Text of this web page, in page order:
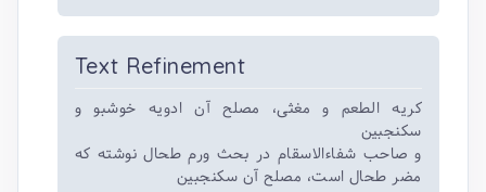
Text Refinement
کریه الطعم و مغثی، مصلح آن ادویه خوشبو و
سکنجبین
و صاحب شفاءالاسقام در بحث ورم طحال نوشته که
مضر طحال است، مصلح آن سکنجبین